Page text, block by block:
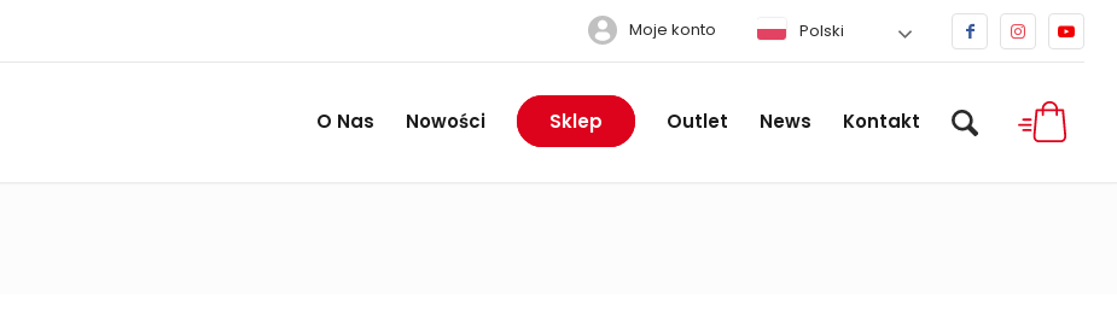
Moje konto Polski
O Nas Nowości Sklep Outlet News Kontakt